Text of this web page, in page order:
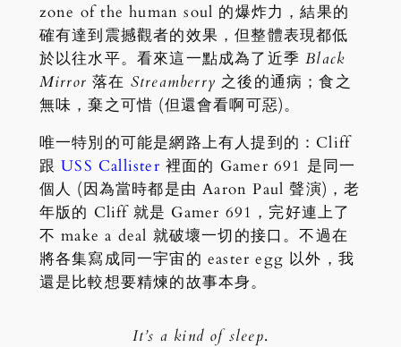
zone of the human soul 的爆炸力，結果的
確有達到震撼觀者的效果，但整體表現都低
於以往水平。看來這一點成為了近季Black
Mirror 落在 Streamberry 之後的通病；食之
無味，棄之可惜 (但還會看啊可惡)。
唯一特別的可能是網路上有人提到的：Cliff
跟USS Callister 裡面的 Gamer 691 是同一
個人 (因為當時都是由 Aaron Paul 聲演)，老
年版的 Cliff 就是 Gamer 691，完好連上了
不 make a deal 就破壞一切的接口。不過在
將各集寫成同一宇宙的 easter egg 以外，我
還是比較想要精煉的故事本身。
It’s a kind of sleep.